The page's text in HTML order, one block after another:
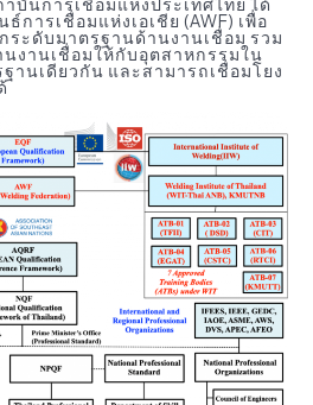
การเชื่อมแห่งเอเชีย (AWF) เพื่อ
ระดับมาตรฐานด้านงานเชื่อม รวม
งานเชื่อมให้กับอุตสาหกรรมใน
านเดียวกัน และสามารถเชื่อมโยง